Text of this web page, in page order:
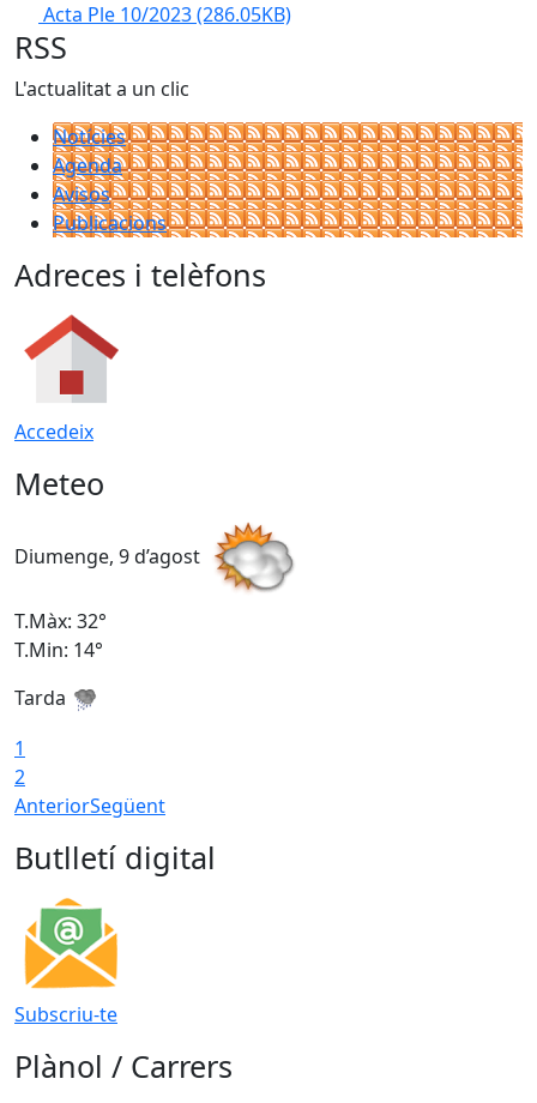
Acta Ple 10/2023(286.05KB)
RSS
L'actualitat a un clic
Notícies
Agenda
Avisos
Publicacions
Adreces i telèfons
Accedeix
Meteo
Diumenge, 9 d’agost
T.Màx: 32°
T.Min: 14°
Tarda
1
2
AnteriorSegüent
Butlletí digital
Subscriu-te
Plànol / Carrers